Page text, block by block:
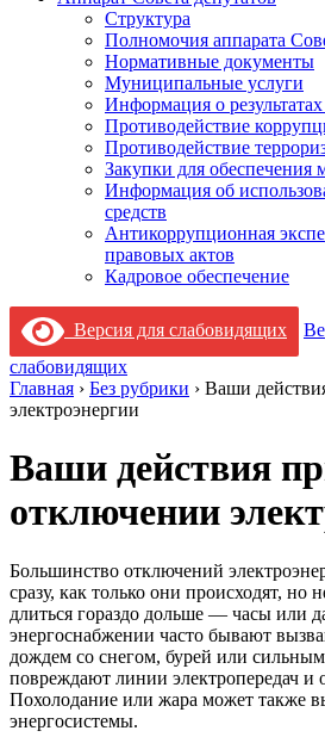
Структура
Полномочия аппарата
Нормативные документы
Муниципальные услуги
Информация о
Противодействие
Противодействие
Закупки для
Информация об
средств
Антикоррупционная
правовых актов
Кадровое обеспечение
Версия для слабовидящих
слабовидящих
Главная › Без рубрики › Ваши
электроэнергии
Ваши действия
отключении
Большинство отключений
сразу, как только они происходят, но
длиться гораздо дольше — часы или
энергоснабжении часто бывают
дождем со снегом, бурей или
повреждают линии электропередач и
Похолодание или жара может также
энергосистемы.